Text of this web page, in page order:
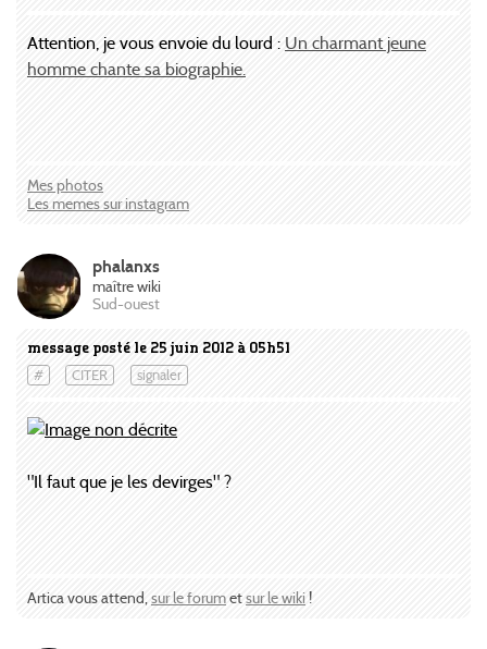
Attention, je vous envoie du lourd : Un charmant jeune
homme chante sa biographie.
Mes photos
Les memes sur instagram
message posté le 25 juin 2012 à 05h51
# CITER signaler
phalanxs
maître wiki
Sud-ouest
"Il faut que je les devirges" ?
Artica vous attend,sur le forumetsur le wiki!